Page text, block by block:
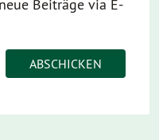
Beiträge via E-